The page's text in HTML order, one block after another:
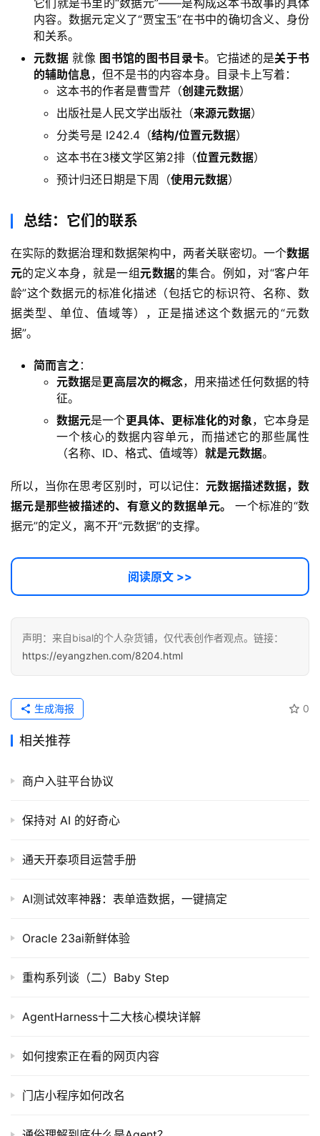
用
服
务
项
目
源
代
码
登录 注册
它们就是书里的“数据元”——是构成这本书故事的具体
内容。数据元定义了“贾宝玉”在书中的确切含义、身份
和关系。
元数据 就像 图书馆的图书目录卡。它描述的是关于书
的辅助信息，但不是书的内容本身。目录卡上写着：
这本书的作者是曹雪芹（创建元数据）
出版社是人民文学出版社（来源元数据）
分类号是 I242.4（结构/位置元数据）
这本书在3楼文学区第2排（位置元数据）
预计归还日期是下周（使用元数据）
总结：它们的联系
在实际的数据治理和数据架构中，两者关联密切。一个数据
元的定义本身，就是一组元数据的集合。例如，对“客户年
龄”这个数据元的标准化描述（包括它的标识符、名称、数
据类型、单位、值域等），正是描述这个数据元的“元数
据”。
简而言之：
元数据是更高层次的概念，用来描述任何数据的特
征。
数据元是一个更具体、更标准化的对象，它本身是
一个核心的数据内容单元，而描述它的那些属性
（名称、ID、格式、值域等） 就是元数据。
所以，当你在思考区别时，可以记住：元数据描述数据，数
据元是那些被描述的、有意义的数据单元。
一个标准的“数
据元”的定义，离不开“元数据”的支撑。
阅读原文 >>
声明：来自bisal的个人杂货铺，仅代表创作者观点。链接：
https://eyangzhen.com/8204.html
0
生成海报
相关推荐
商户入驻平台协议
保持对 AI 的好奇心
通天开泰项目运营手册
AI测试效率神器：表单造数据，一键搞定
Oracle 23ai新鲜体验
重构系列谈（二）Baby Step
AgentHarness十二大核心模块详解
如何搜索正在看的网页内容
门店小程序如何改名